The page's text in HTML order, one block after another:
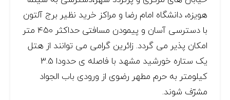
هویزه، دانشگاه امام رضا و مراکز خرید نظیر برج آلتون
با دسترسی آسان و پیمودن مسافتی حداکثر 450 متر
امکان پذیر می گردد. زائرین گرامی می توانند از هتل
یک ستاره خورشید مشهد با فاصله ی حدودا 3.5
کیلومتر به حرم مطهر رضوی از ورودی باب الجواد
مشرّف شوند.